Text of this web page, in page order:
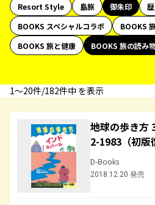
Resort Style
島旅 御朱印
BOOKS スペシャルコラボ
BOOKS
BOOKS 旅と健康
BOOKS 旅の読み
1〜20件/182件中 を表示
地球の歩き方
2-1983（初版
D-Books
2018.12.20 発売